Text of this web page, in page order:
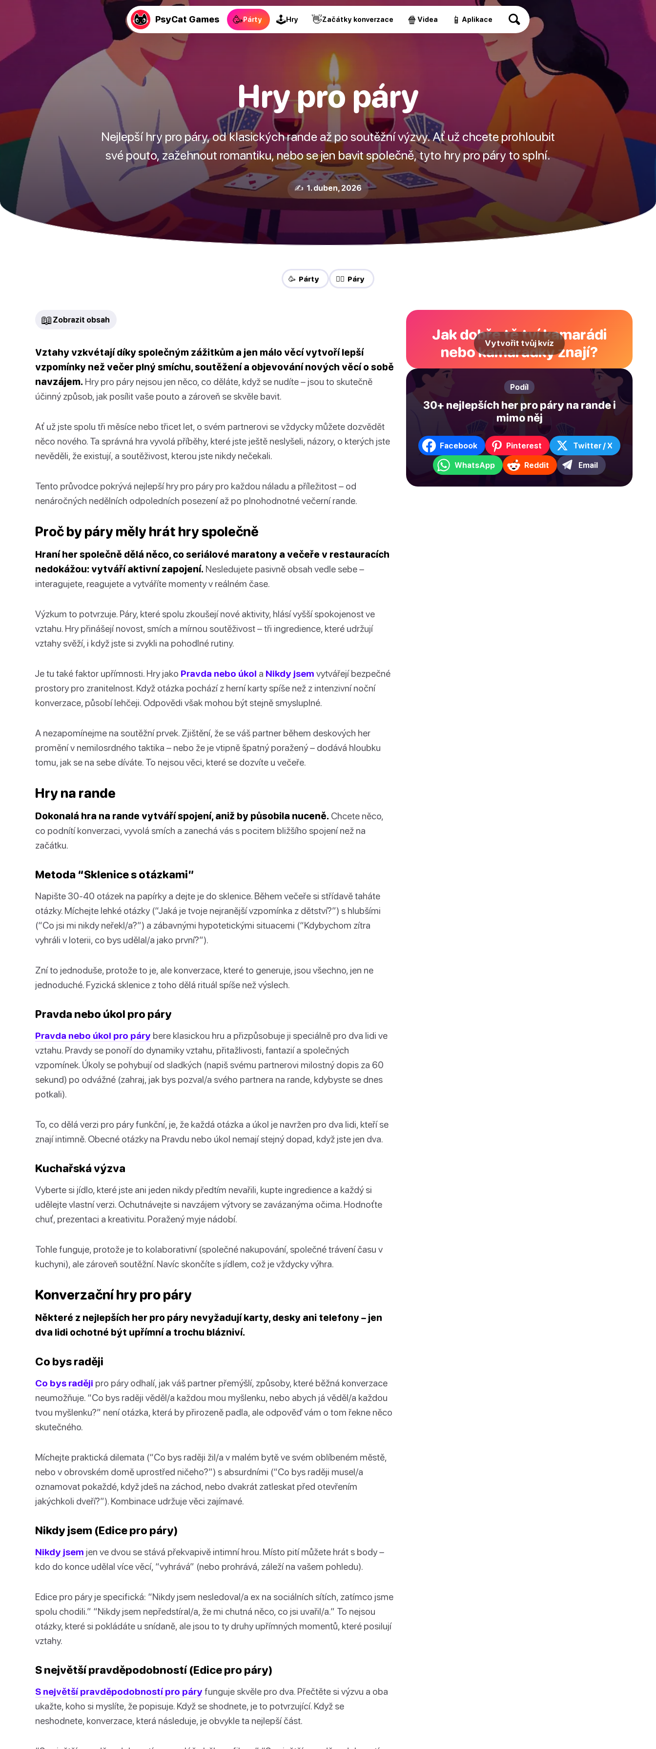
PsyCat Games 🥳Párty 🕹Hry 👋Začátky konverzace 🍿 Videa 📱 Aplikace
Hry pro páry
Nejlepší hry pro páry, od klasických rande až po soutěžní výzvy. Ať už chcete prohloubit
své pouto, zažehnout romantiku, nebo se jen bavit společně, tyto hry pro páry to splní.
✍️ 1. duben, 2026
🥳 Párty ❤️‍🔥 Páry
📖 Zobrazit obsah
Vztahy vzkvétají díky společným zážitkům a jen málo věcí vytvoří lepší
vzpomínky než večer plný smíchu, soutěžení a objevování nových věcí o sobě
navzájem. Hry pro páry nejsou jen něco, co děláte, když se nudíte – jsou to skutečně
účinný způsob, jak posílit vaše pouto a zároveň se skvěle bavit.
Ať už jste spolu tři měsíce nebo třicet let, o svém partnerovi se vždycky můžete dozvědět
něco nového. Ta správná hra vyvolá příběhy, které jste ještě neslyšeli, názory, o kterých jste
nevěděli, že existují, a soutěživost, kterou jste nikdy nečekali.
Tento průvodce pokrývá nejlepší hry pro páry pro každou náladu a příležitost – od
nenáročných nedělních odpoledních posezení až po plnohodnotné večerní rande.
Proč by páry měly hrát hry společně
Hraní her společně dělá něco, co seriálové maratony a večeře v restauracích
nedokážou: vytváří aktivní zapojení. Nesledujete pasivně obsah vedle sebe –
interagujete, reagujete a vytváříte momenty v reálném čase.
Výzkum to potvrzuje. Páry, které spolu zkoušejí nové aktivity, hlásí vyšší spokojenost ve
vztahu. Hry přinášejí novost, smích a mírnou soutěživost – tři ingredience, které udržují
vztahy svěží, i když jste si zvykli na pohodlné rutiny.
Je tu také faktor upřímnosti. Hry jako Pravda nebo úkol a Nikdy jsem vytvářejí bezpečné
prostory pro zranitelnost. Když otázka pochází z herní karty spíše než z intenzivní noční
konverzace, působí lehčeji. Odpovědi však mohou být stejně smysluplné.
A nezapomínejme na soutěžní prvek. Zjištění, že se váš partner během deskových her
promění v nemilosrdného taktika – nebo že je vtipně špatný poražený – dodává hloubku
tomu, jak se na sebe díváte. To nejsou věci, které se dozvíte u večeře.
Hry na rande
Dokonalá hra na rande vytváří spojení, aniž by působila nuceně. Chcete něco,
co podnítí konverzaci, vyvolá smích a zanechá vás s pocitem bližšího spojení než na
začátku.
Metoda “Sklenice s otázkami”
Napište 30-40 otázek na papírky a dejte je do sklenice. Během večeře si střídavě taháte
otázky. Míchejte lehké otázky (“Jaká je tvoje nejranější vzpomínka z dětství?”) s hlubšími
(“Co jsi mi nikdy neřekl/a?”) a zábavnými hypotetickými situacemi (“Kdybychom zítra
vyhráli v loterii, co bys udělal/a jako první?”).
Zní to jednoduše, protože to je, ale konverzace, které to generuje, jsou všechno, jen ne
jednoduché. Fyzická sklenice z toho dělá rituál spíše než výslech.
Pravda nebo úkol pro páry
Pravda nebo úkol pro páry bere klasickou hru a přizpůsobuje ji speciálně pro dva lidi ve
vztahu. Pravdy se ponoří do dynamiky vztahu, přitažlivosti, fantazií a společných
vzpomínek. Úkoly se pohybují od sladkých (napiš svému partnerovi milostný dopis za 60
sekund) po odvážné (zahraj, jak bys pozval/a svého partnera na rande, kdybyste se dnes
potkali).
To, co dělá verzi pro páry funkční, je, že každá otázka a úkol je navržen pro dva lidi, kteří se
znají intimně. Obecné otázky na Pravdu nebo úkol nemají stejný dopad, když jste jen dva.
Kuchařská výzva
Vyberte si jídlo, které jste ani jeden nikdy předtím nevařili, kupte ingredience a každý si
udělejte vlastní verzi. Ochutnávejte si navzájem výtvory se zavázanýma očima. Hodnoťte
chuť, prezentaci a kreativitu. Poražený myje nádobí.
Tohle funguje, protože je to kolaborativní (společné nakupování, společné trávení času v
kuchyni), ale zároveň soutěžní. Navíc skončíte s jídlem, což je vždycky výhra.
Konverzační hry pro páry
Některé z nejlepších her pro páry nevyžadují karty, desky ani telefony – jen
dva lidi ochotné být upřímní a trochu blázniví.
Co bys raději
Co bys raději pro páry odhalí, jak váš partner přemýšlí, způsoby, které běžná konverzace
neumožňuje. “Co bys raději věděl/a každou mou myšlenku, nebo abych já věděl/a každou
tvou myšlenku?” není otázka, která by přirozeně padla, ale odpověď vám o tom řekne něco
skutečného.
Míchejte praktická dilemata (“Co bys raději žil/a v malém bytě ve svém oblíbeném městě,
nebo v obrovském domě uprostřed ničeho?”) s absurdními (“Co bys raději musel/a
oznamovat pokaždé, když jdeš na záchod, nebo dvakrát zatleskat před otevřením
jakýchkoli dveří?”). Kombinace udržuje věci zajímavé.
Nikdy jsem (Edice pro páry)
Nikdy jsem jen ve dvou se stává překvapivě intimní hrou. Místo pití můžete hrát s body –
kdo do konce udělal více věcí, “vyhrává” (nebo prohrává, záleží na vašem pohledu).
Edice pro páry je specifická: “Nikdy jsem nesledoval/a ex na sociálních sítích, zatímco jsme
spolu chodili.” “Nikdy jsem nepředstíral/a, že mi chutná něco, co jsi uvařil/a.” To nejsou
otázky, které si pokládáte u snídaně, ale jsou to ty druhy upřímných momentů, které posilují
vztahy.
S největší pravděpodobností (Edice pro páry)
S největší pravděpodobností pro páry funguje skvěle pro dva. Přečtěte si výzvu a oba
ukažte, koho si myslíte, že popisuje. Když se shodnete, je to potvrzující. Když se
neshodnete, konverzace, která následuje, je obvykle ta nejlepší část.
Jak dobře tě tví kamarádi
nebo kamarádky znají?
Vytvořit tvůj kvíz
Podíl
30+ nejlepších her pro páry na rande i
mimo něj
Facebook Pinterest Twitter / X
WhatsApp Reddit Email